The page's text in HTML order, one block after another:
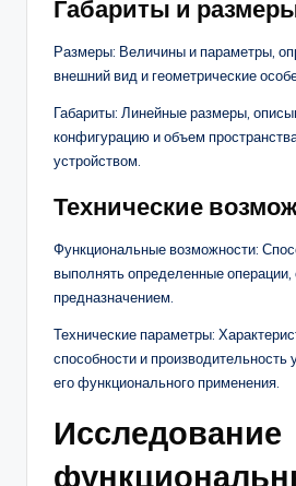
Габариты и
Размеры: Величины и параметры,
внешний вид и геометрические
Габариты: Линейные размеры,
конфигурацию и объем
устройством.
Технические
Функциональные возможности:
выполнять определенные операции,
предназначением.
Технические параметры:
способности и производительность
его функционального применения.
Исследование